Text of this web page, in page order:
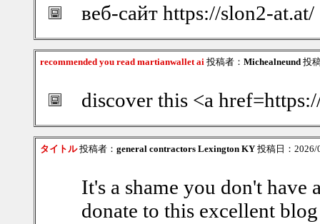
веб-сайт https://slon2-at.at/
recommended you read martianwallet ai 投稿者： Michealneund 投
discover this <a
タイトル投稿者： general contractors Lexington KY 投稿日：
It's a shame you don't
donate to this excellent